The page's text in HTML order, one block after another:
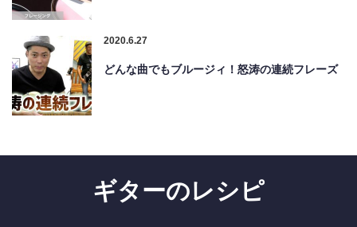
2020.6.27
どんな曲でもブルージィ！怒涛の連続フレーズ
ギターのレシピ